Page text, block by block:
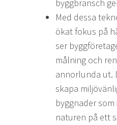
byggbransch
Med dessa
ökat fokus på
ser
målning och
annorlunda ut.
skapa
byggnader
naturen på ett